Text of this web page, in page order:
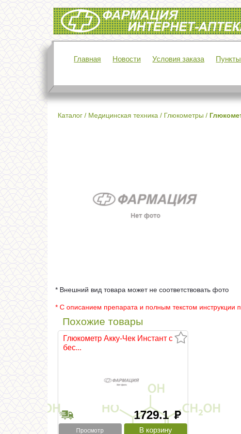
Интернет-аптека Фармация
Главная Новости Условия заказа
Каталог / Медицинская техника / Глюкометры /
* Внешний вид товара может не соответствовать фото
* С описанием препарата и полным текстом инструкции
Похожие товары
Глюкометр Акку-Чек Инстант с
бес...
1729.1руб
Просмотр